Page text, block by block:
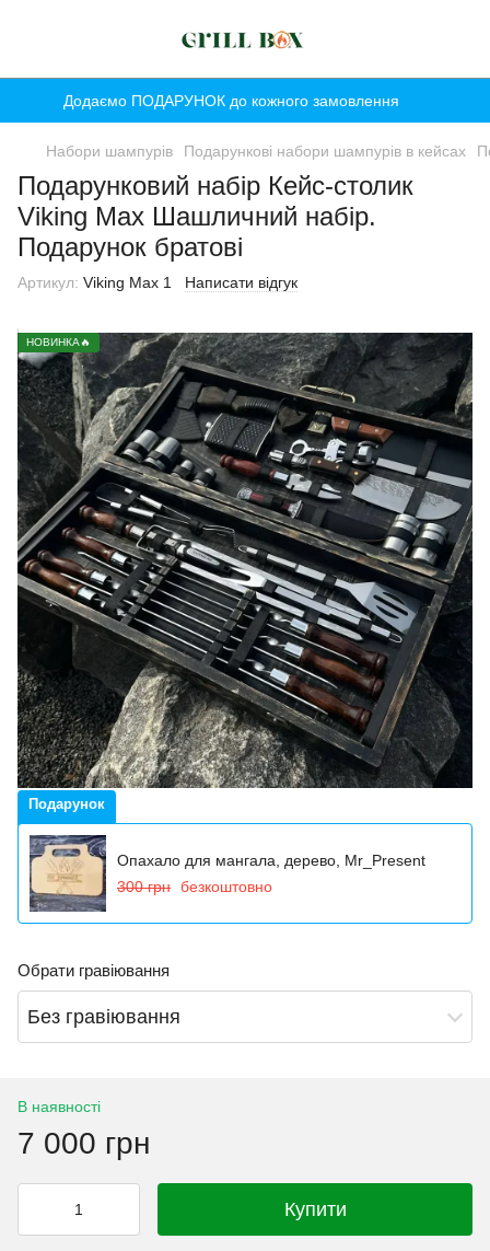
Додаємо ПОДАРУНОК до кожного замовлення
Набори шампурів Подарункові набори шампурів в кейсах
Подарунковий набір Кейс-столик
Viking Max Шашличний набір.
Подарунок братові
Артикул: Viking Max 1 Написати відгук
НОВИНКА🔥
Подарунок
Опахало для мангала, дерево, Mr_Present
300 грн безкоштовно
Обрати гравіювання
Без гравіювання
В наявності
7 000 грн
Купити